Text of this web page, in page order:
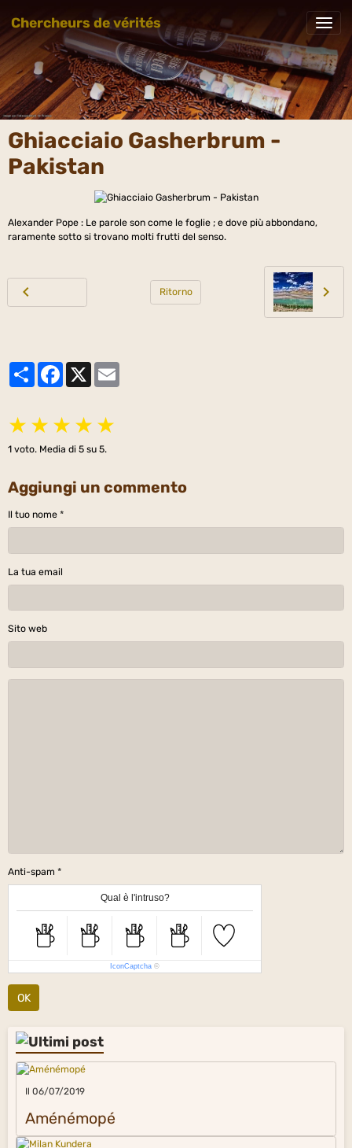
Chercheurs de vérités
Ghiacciaio Gasherbrum -
Pakistan
Alexander Pope : Le parole son come le foglie ; e dove più abbondano,
raramente sotto si trovano molti frutti del senso.
Ritorno
PartagerFacebook
★ ★ ★ ★ ★
1 voto. Media di 5 su 5.
Aggiungi un commento
Il tuo nome
La tua email
Sito web
Anti-spam
Qual è l'intruso?
IconCaptcha ©
OK
Il 06/07/2019
Aménémopé